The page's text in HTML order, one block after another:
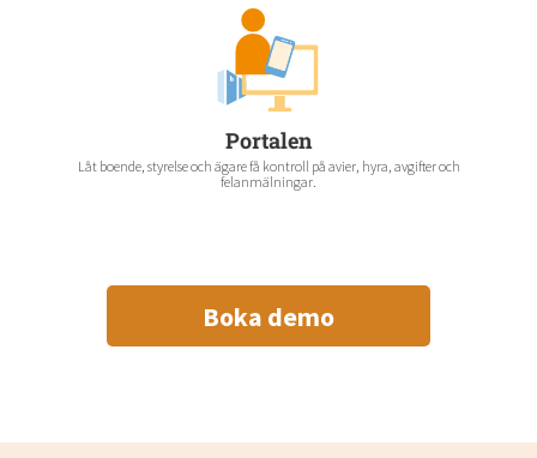
Portalen
Låt boende, styrelse och ägare få kontroll på avier, hyra, avgifter och
felanmälningar.
Boka demo